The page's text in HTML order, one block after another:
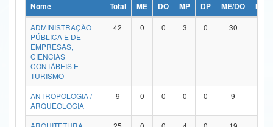
Ministério da Ciência, Tecnologia, Inovações e Comunicações
Ministério do Meio Ambiente
Ministério do Turismo
Ministério do Desenvolvimento Regional
Controladoria-Geral da União
Nome Total ME DO MP DP ME/DO
MP/
ADMINISTRAÇÃO
PÚBLICA E DE
EMPRESAS,
CIÊNCIAS
CONTÁBEIS E
TURISMO
42 0 0 3 0 30
ANTROPOLOGIA /
ARQUEOLOGIA
9 0 0 0 0 9